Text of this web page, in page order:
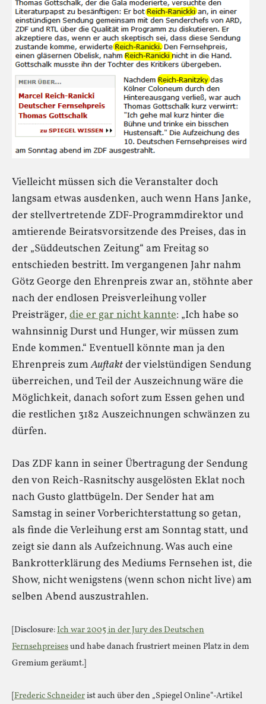
Vielleicht müssen sich die Veranstalter doch
langsam etwas ausdenken, auch wenn Hans Janke,
der stellvertretende ZDF-Programmdirektor und
amtierende Beiratsvorsitzende des Preises, das in
der „Süddeutschen Zeitung“ am Freitag so
entschieden bestritt. Im vergangenen Jahr nahm
Götz George den Ehrenpreis zwar an, stöhnte aber
nach der endlosen Preisverleihung voller
Preisträger, die er gar nicht kannte: „Ich habe so
wahnsinnig Durst und Hunger, wir müssen zum
Ende kommen.“ Eventuell könnte man ja den
Ehrenpreis zumAuftaktder vielstündigen Sendung
überreichen, und Teil der Auszeichnung wäre die
Möglichkeit, danach sofort zum Essen gehen und
die restlichen 3182 Auszeichnungen schwänzen zu
dürfen.
Das ZDF kann in seiner Übertragung der Sendung
den von Reich-Rasnitschy ausgelösten Eklat noch
nach Gusto glattbügeln. Der Sender hat am
Samstag in seiner Vorberichterstattung so getan,
als finde die Verleihung erst am Sonntag statt, und
zeigt sie dann als Aufzeichnung. Was auch eine
Bankrotterklärung des Mediums Fernsehen ist, die
Show, nicht wenigstens (wenn schon nicht live) am
selben Abend auszustrahlen.
[Disclosure:Ich war 2005 in der Jury des Deutschen
Fernsehpreisesund habe danach frustriert meinen Platz in dem
Gremium geräumt.]
[Frederic Schneiderist auch über den „Spiegel Online“-Artikel